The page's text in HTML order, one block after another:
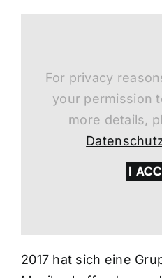
For privacy
your permission
more details,
I
2017 hat sich eine